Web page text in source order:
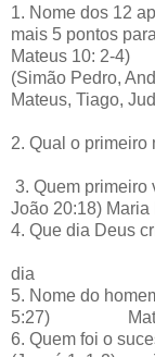
1. Nome dos 12
mais 5 pontos
Mateus 10: 2-4)
(Simão Pedro,
Mateus, Tiago,
2. Qual o primeiro
3. Quem primeiro
João 20:18) Maria
4. Que dia Deus
no
5. Nome do
5:27)
6. Quem foi o